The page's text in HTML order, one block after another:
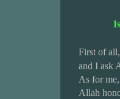
First of
and I ask
As for
Allah